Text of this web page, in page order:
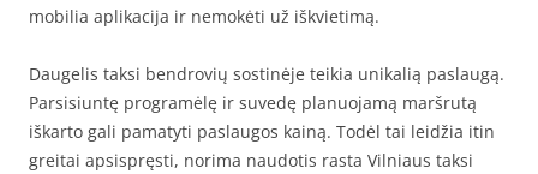
mobilia aplikacija ir nemokėti už iškvietimą.
Daugelis taksi bendrovių sostinėje teikia unikalią paslaugą.
Parsisiuntę programėlę ir suvedę planuojamą maršrutą
iškarto gali pamatyti paslaugos kainą. Todėl tai leidžia itin
greitai apsispręsti, norima naudotis rasta Vilniaus taksi